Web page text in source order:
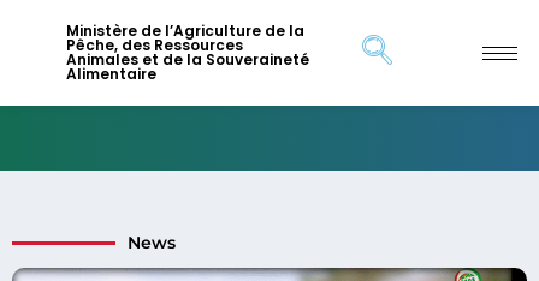
Ministère de l’Agriculture de la
Pêche, des Ressources
Animales et de la Souveraineté
Alimentaire
News